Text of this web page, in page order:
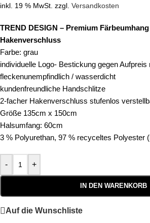
inkl. 19 % MwSt. zzgl. Versandkosten
TREND DESIGN – Premium
Hakenverschluss
Farbe: grau
individuelle Logo- Bestickung gegen Aufpreis
fleckenunempfindlich / wasserdicht
kundenfreundliche Handschlitze
2-facher Hakenverschluss stufenlos
Größe 135cm x 150cm
Halsumfang: 60cm
3 % Polyurethan, 97 % recyceltes Polyester
- +
IN DEN WARENKORB
Auf die Wunschliste